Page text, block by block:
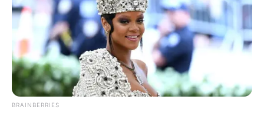
BRAINBERRIES